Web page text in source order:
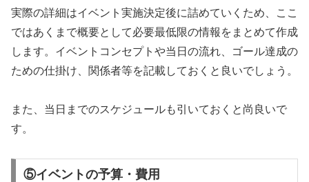
実際の詳細はイベント実施決定後に詰めていくため、ここ
ではあくまで概要として必要最低限の情報をまとめて作成
します。イベントコンセプトや当日の流れ、ゴール達成の
ための仕掛け、関係者等を記載しておくと良いでしょう。
また、当日までのスケジュールも引いておくと尚良いで
す。
⑤イベントの予算・費用